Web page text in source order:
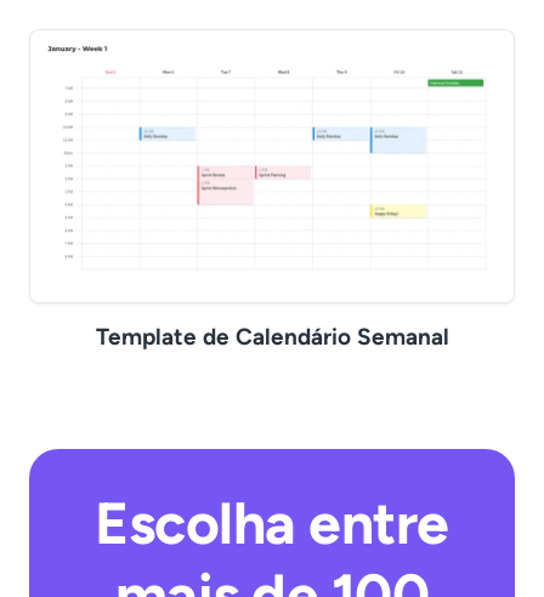
Template de Calendário Semanal
Escolha entre